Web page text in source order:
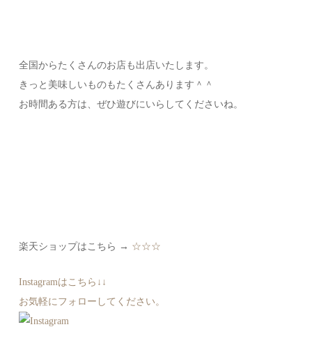
全国からたくさんのお店も出店いたします。
きっと美味しいものもたくさんあります＾＾
お時間ある方は、ぜひ遊びにいらしてくださいね。
楽天ショップはこちら → ☆☆☆
Instagramはこちら↓↓
お気軽にフォローしてください。